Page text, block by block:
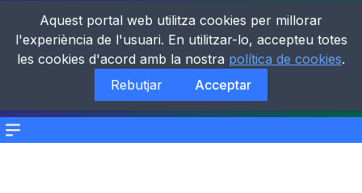
Menu
Aquest portal web utilitza cookies per millorar
l'experiència de l'usuari. En utilitzar-lo, accepteu totes
les cookies d'acord amb la nostra política de cookies.
Rebutjar
Acceptar